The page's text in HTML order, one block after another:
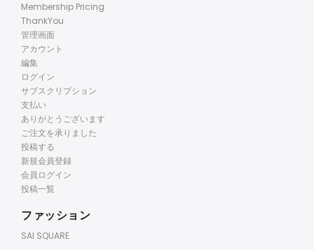
Membership Pricing
ThankYou
管理画面
アカウント
編集
ログイン
サブスクリプション
支払い
ありがとうございます
ご注文を承りました
投稿する
新規会員登録
会員ログイン
投稿一覧
ファッション
SAI SQUARE